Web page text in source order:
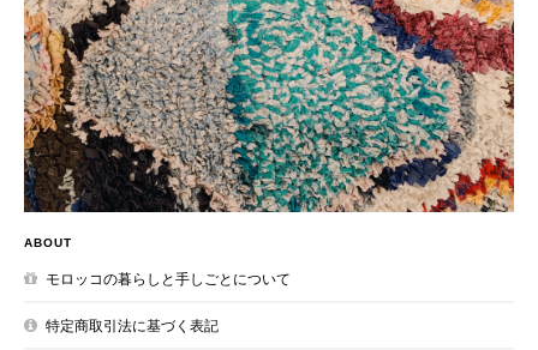
ABOUT
モロッコの暮らしと手しごとについて
特定商取引法に基づく表記